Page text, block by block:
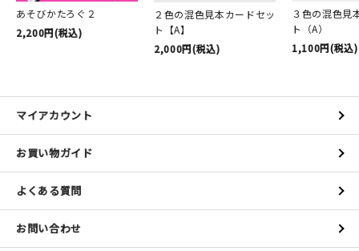
あそびかたろぐ２
2,200円(税込)
２色の混色見本カードセッ
ト【A】
2,000円(税込)
３色の混色見
ト（A）
1,100円(税込)
マイアカウント
お買い物ガイド
よくある質問
お問い合わせ